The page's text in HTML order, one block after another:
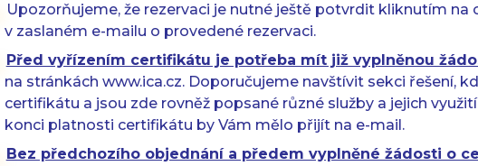
Upozorňujeme, že rezervaci je nutné ještě potvrdit kliknutím na
v zaslaném e-mailu o provedené rezervaci.
Před vyřízením certifikátu je potřeba mít již vyplněnou
na stránkách www.ica.cz. Doporučujeme navštívit sekci řešení,
certifikátu a jsou zde rovněž popsané různé služby a jejich
konci platnosti certifikátu by Vám mělo přijít na e-mail.
Bez předchozího objednání a předem vyplněné žádosti o